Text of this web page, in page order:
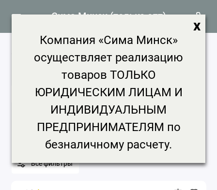
Сима Минск (только опт)
Фильтр товаров 499 товаров
Категории
Цена, ₽ Срок доставки
Минимальная партия
Все фильтры
x
Компания «Сима Минск»
осуществляет реализацию
товаров ТОЛЬКО
ЮРИДИЧЕСКИМ ЛИЦАМ И
ИНДИВИДУАЛЬНЫМ
ПРЕДПРИНИМАТЕЛЯМ по
безналичному расчету.